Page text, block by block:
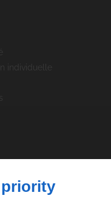
individuelle